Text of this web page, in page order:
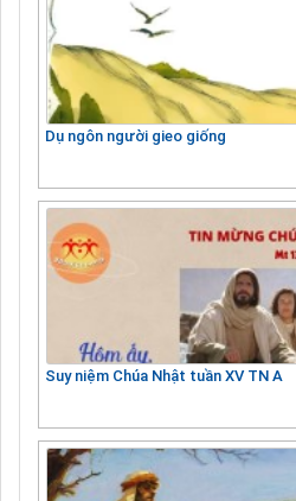
Dụ ngôn người gieo giống
Suy niệm Chúa Nhật tuần XV TN A